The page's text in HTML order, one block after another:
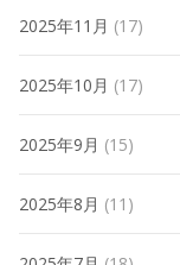
2025年11月 (17)
2025年10月 (17)
2025年9月 (15)
2025年8月 (11)